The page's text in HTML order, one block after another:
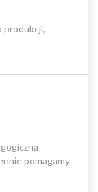
produkcji,
pomagamy